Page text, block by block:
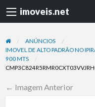
imoveis.net
ANÚNCIOS
IMOVEL DE ALTO PADRÃO NO
900 MTS
← Imagem Anterior